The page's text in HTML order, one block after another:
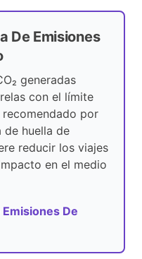
De Emisiones
generadas
con el límite
recomendado por
de huella de
reducir los viajes
en el medio
De